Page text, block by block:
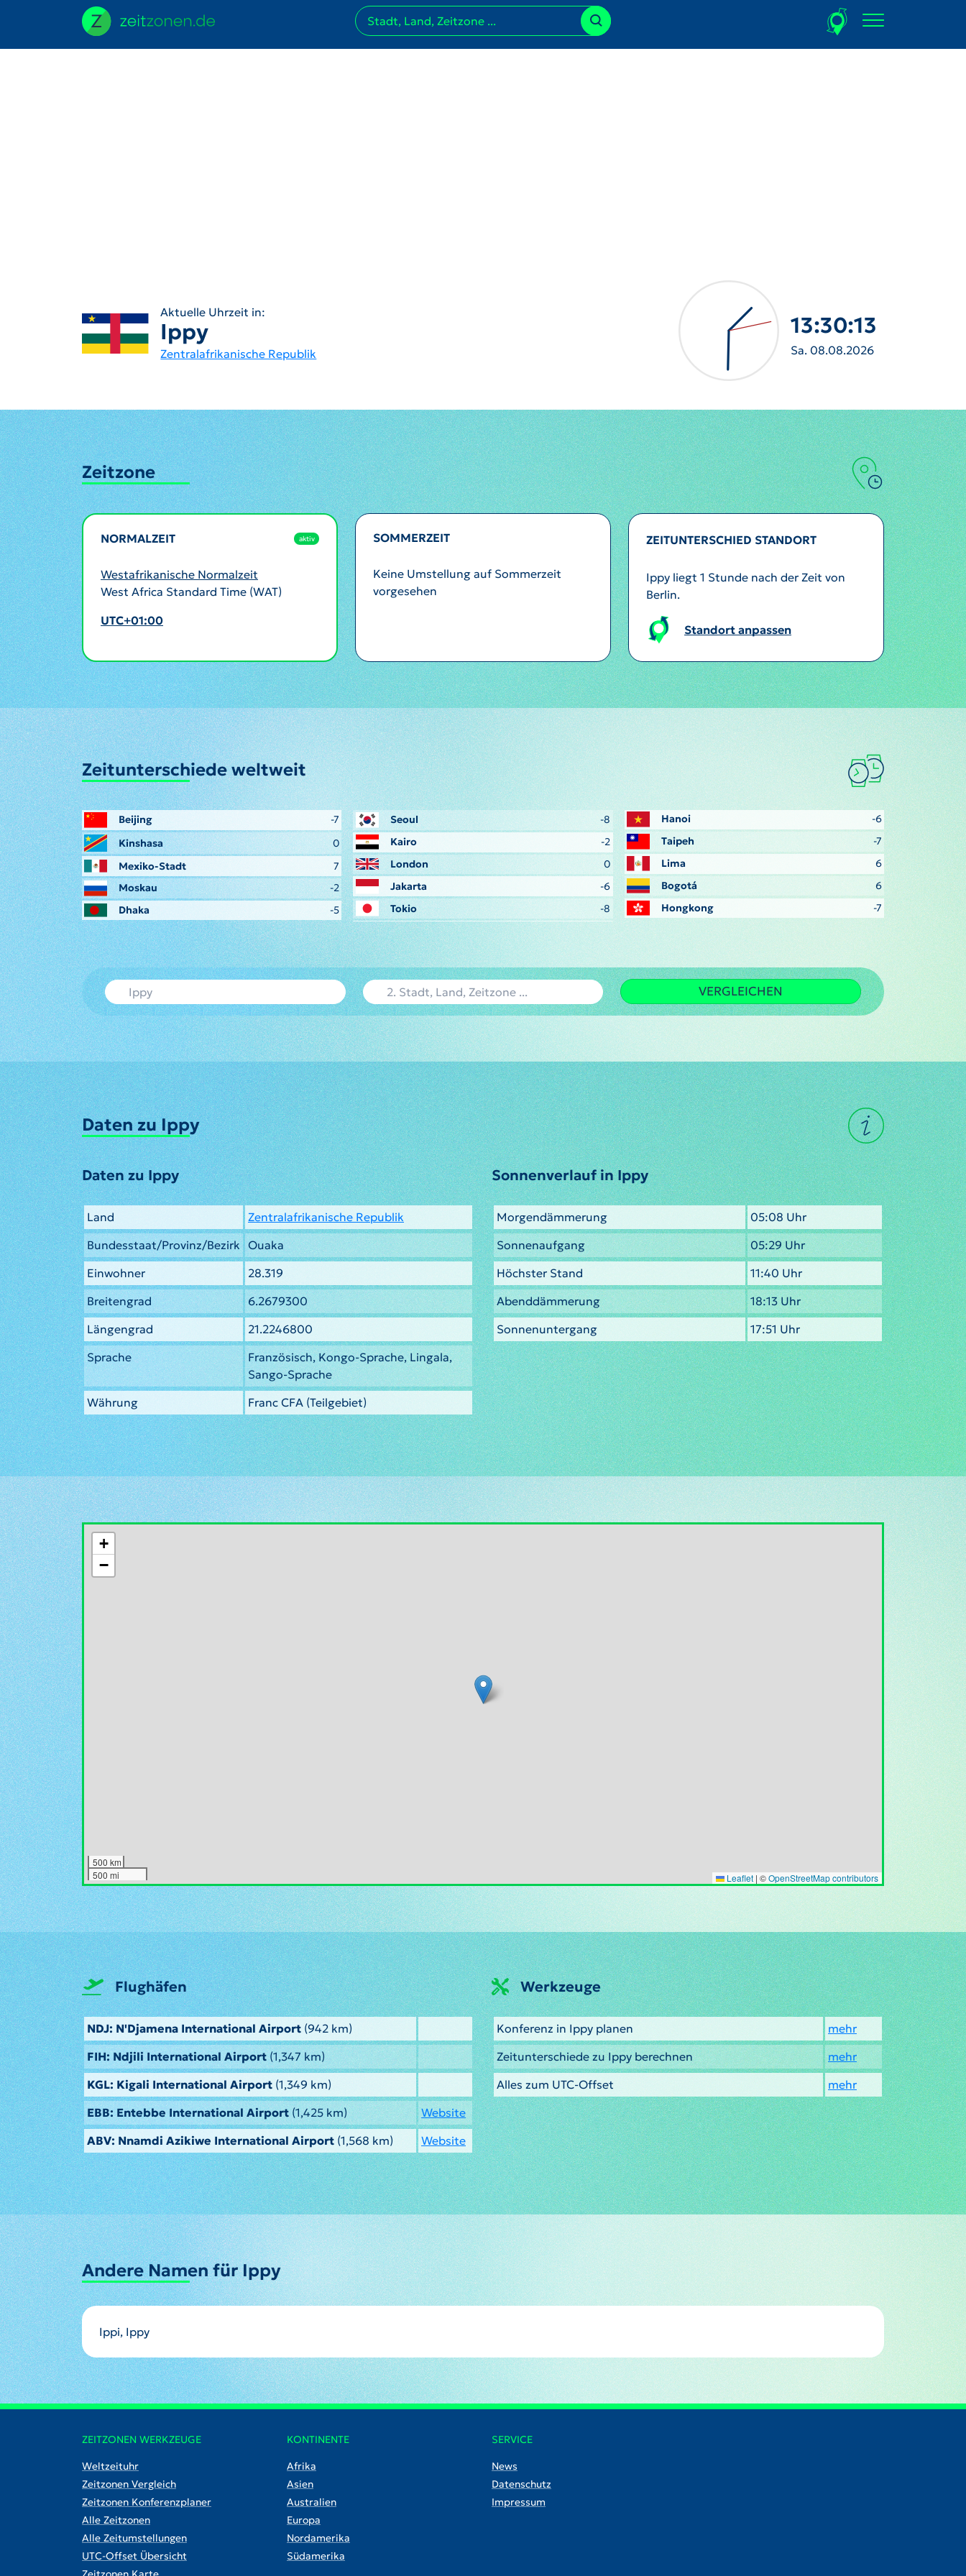
Aktuelle Uhrzeit in:
Ippy
Zentralafrikanische Republik
13:30:15
Sa. 08.08.2026
Zeitzone
NORMALZEIT aktiv
Westafrikanische Normalzeit
West Africa Standard Time (WAT)
UTC+01:00
SOMMERZEIT
Keine Umstellung auf Sommerzeit
vorgesehen
ZEITUNTERSCHIED STANDORT
Ippy liegt 1 Stunde nach der Zeit von
Berlin.
Standort anpassen
Zeitunterschiede weltweit
Beijing
-7
Kinshasa
0
Mexiko-Stadt
7
Moskau
-2
Dhaka
-5
Seoul
-8
Kairo
-2
London
0
Jakarta
-6
Tokio
-8
Hanoi
-6
Taipeh
-7
Lima
6
Bogotá
6
Hongkong
-7
VERGLEICHEN
Daten zu Ippy
Daten zu Ippy
Land
Zentralafrikanische Republik
Bundesstaat/Provinz/Bezirk Ouaka
Einwohner
28.319
Breitengrad
6.2679300
Längengrad
21.2246800
Sprache
Französisch, Kongo-Sprache, Lingala,
Sango-Sprache
Währung
Franc CFA (Teilgebiet)
Sonnenverlauf in Ippy
Morgendämmerung
05:08 Uhr
Sonnenaufgang
05:29 Uhr
Höchster Stand
11:40 Uhr
Abenddämmerung
18:13 Uhr
Sonnenuntergang
17:51 Uhr
+
−
500 km
500 mi
Leaflet | ©OpenStreetMap contributors
Flughäfen
NDJ: N'Djamena International Airport (942 km)
FIH: Ndjili International Airport(1,347 km)
KGL: Kigali International Airport (1,349 km)
EBB: Entebbe International Airport(1,425 km)
Website
ABV: Nnamdi Azikiwe International Airport (1,568 km) Website
Werkzeuge
Konferenz in Ippy planen
mehr
Zeitunterschiede zu Ippy berechnen
mehr
Alles zum UTC-Offset
mehr
Andere Namen für Ippy
Ippi, Ippy
ZEITZONEN WERKZEUGE
Weltzeituhr
Zeitzonen Vergleich
Zeitzonen Konferenzplaner
Alle Zeitzonen
Alle Zeitumstellungen
UTC-Offset Übersicht
KONTINENTE
Afrika
Asien
Australien
Europa
Nordamerika
Südamerika
SERVICE
News
Datenschutz
Impressum